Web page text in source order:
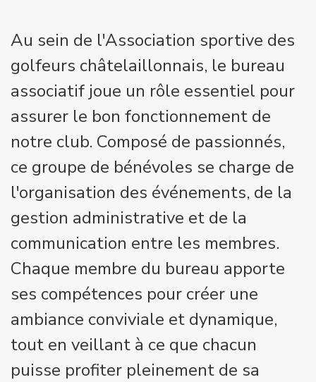
Au sein de l'Association sportive des
golfeurs châtelaillonnais, le bureau
associatif joue un rôle essentiel pour
assurer le bon fonctionnement de
notre club. Composé de passionnés,
ce groupe de bénévoles se charge de
l'organisation des événements, de la
gestion administrative et de la
communication entre les membres.
Chaque membre du bureau apporte
ses compétences pour créer une
ambiance conviviale et dynamique,
tout en veillant à ce que chacun
puisse profiter pleinement de sa